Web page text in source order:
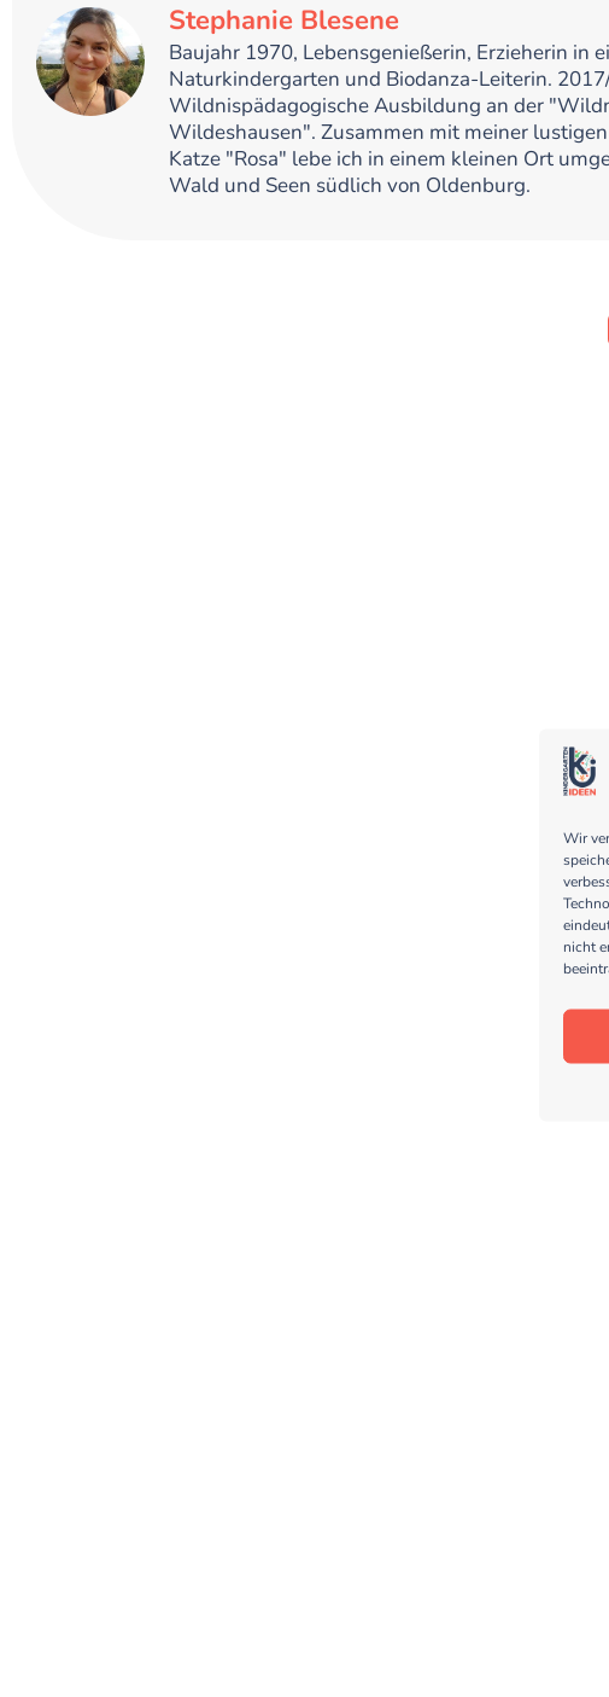
Wir
nicht
Stephanie Blesene
Baujahr 1970, Lebensgenießerin, Erzieherin in
Naturkindergarten und Biodanza-Leiterin.
Wildnispädagogische Ausbildung an der
Wildeshausen". Zusammen mit meiner
Katze "Rosa" lebe ich in einem kleinen Ort
Wald und Seen südlich von Oldenburg.